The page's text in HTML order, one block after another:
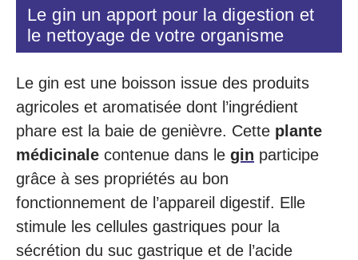
Le gin un apport pour la digestion et
le nettoyage de votre organisme
Le gin est une boisson issue des produits
agricoles et aromatisée dont l’ingrédient
phare est la baie de genièvre. Cette plante
médicinale contenue dans le gin participe
grâce à ses propriétés au bon
fonctionnement de l’appareil digestif. Elle
stimule les cellules gastriques pour la
sécrétion du suc gastrique et de l’acide